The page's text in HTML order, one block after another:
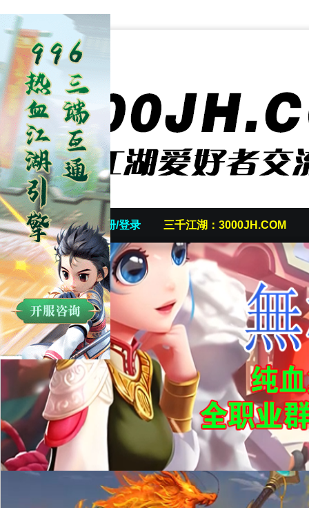
首页 发帖/注册/登录 三千江湖：3000JH.COM